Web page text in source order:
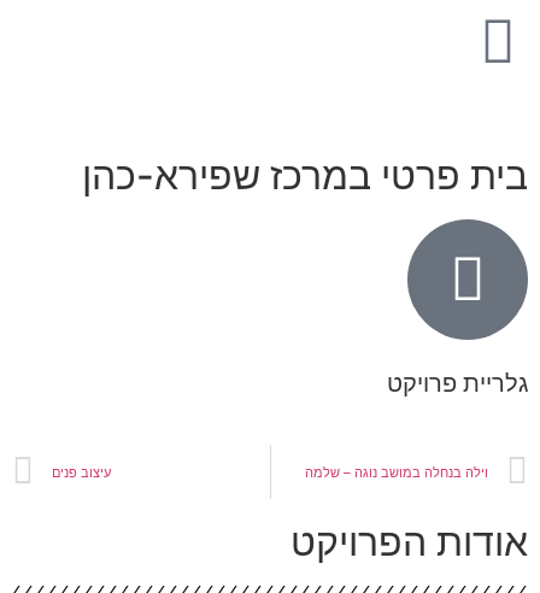
פרטי במרכז שפירא-כהן
פרויקט
וילה בנחלה במושב נוגה – שלמה עיצוב פנים
הפרויקט